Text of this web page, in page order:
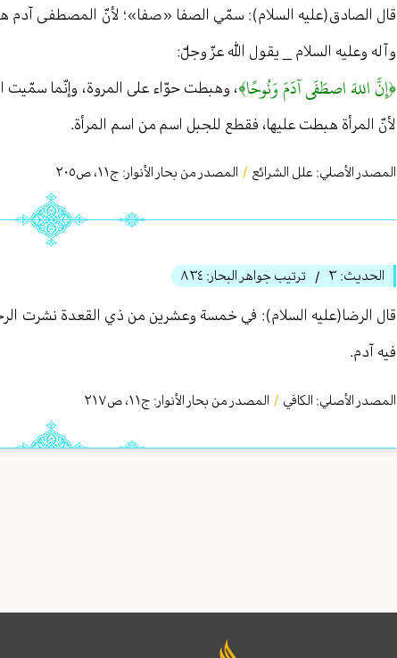
قال الصادق(عليه السلام): سمّي الصفا «صفا»؛ لأنّ المصطفى آدم
وآله وعليه السلام _ يقول الله عزّ وجلّ:
﴿إِنَّ اللهَ اصطَفَى آدَمَ وَنُوحًا﴾، وهبطت حوّاء على المروة، وإنّما سمّيت
لأنّ المرأة هبطت عليها، فقطع للجبل اسم من اسم المرأة.
المصدر الأصلي: علل الشرائع / المصدر من بحار الأنوار: ج١١، ص٢٠٥
الحديث: ٣ / ترتيب جواهر البحار: ٨٣٤
قال الرضا(عليه السلام): في خمسة وعشرين من ذي القعدة نشرت
فيه آدم.
المصدر الأصلي: الكافي / المصدر من بحار الأنوار: ج١١، ص٢١٧